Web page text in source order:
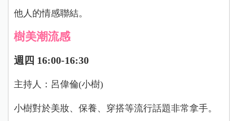
他人的情感聯結。
樹美潮流感
週四 16:00-16:30
主持人：呂偉倫(小樹)
小樹對於美妝、保養、穿搭等流行話題非常拿手。